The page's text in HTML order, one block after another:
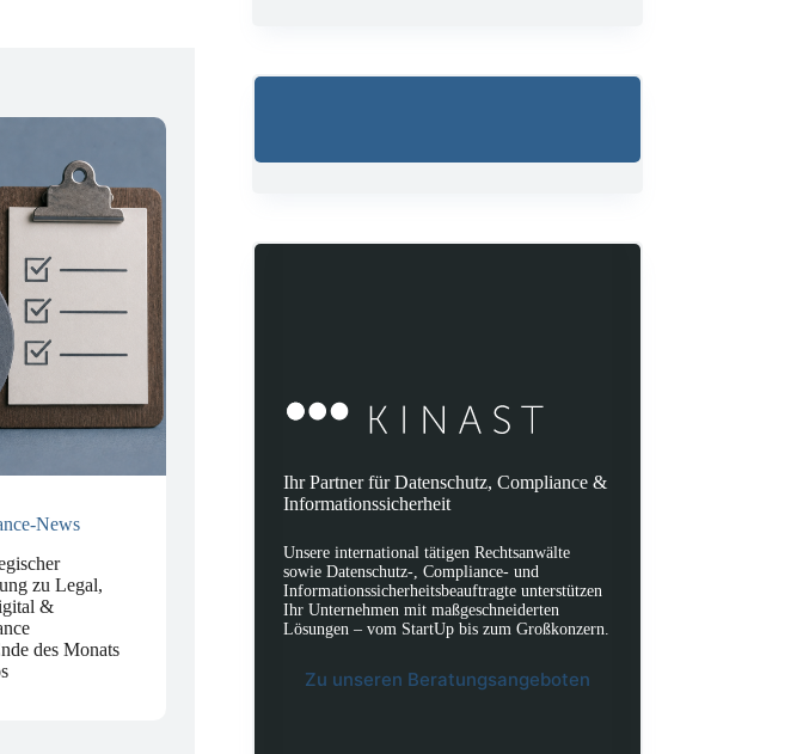
News
zu Legal,
&
des Monats
Ihr Partner für Datenschutz, Compliance &
Informationssicherheit
Unsere international tätigen Rechtsanwälte
sowie Datenschutz-, Compliance- und
Informationssicherheitsbeauftragte unterstützen
Ihr Unternehmen mit maßgeschneiderten
Lösungen – vom StartUp bis zum Großkonzern.
Zu unseren Beratungsangeboten